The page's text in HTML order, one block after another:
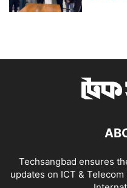
Techsangbad ensures
updates on ICT &